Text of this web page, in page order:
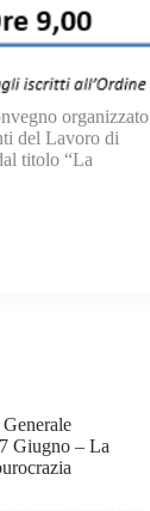
organizzato
del Lavoro di
titolo “La
Giugno – La